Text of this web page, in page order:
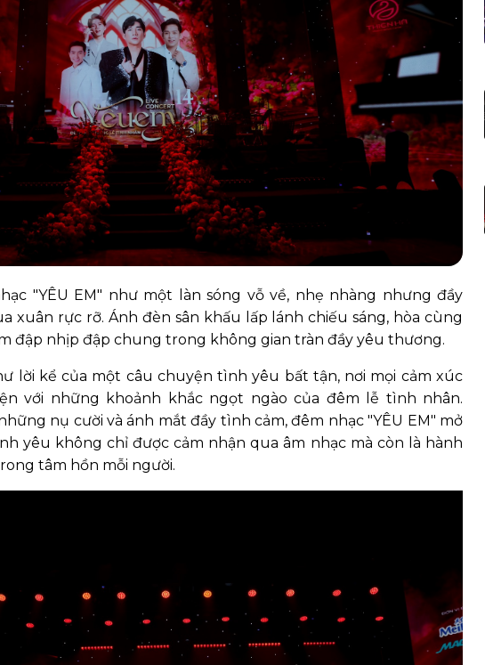
"YÊU EM" như một làn sóng vỗ về, nhẹ nhàng nhưng đầy
xuân rực rỡ. Ánh đèn sân khấu lấp lánh chiếu sáng, hòa cùng
đập nhịp đập chung trong không gian tràn đầy yêu thương.
lời kể của một câu chuyện tình yêu bất tận, nơi mọi cảm xúc
với những khoảnh khắc ngọt ngào của đêm lễ tình nhân.
nụ cười và ánh mắt đầy tình cảm, đêm nhạc "YÊU EM" mở
yêu không chỉ được cảm nhận qua âm nhạc mà còn là hành
tâm hồn mỗi người.